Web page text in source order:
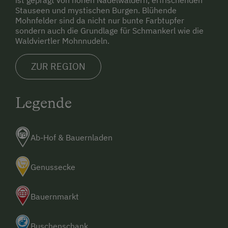
Service
Willkommensgetränk
Internet
Internet-Surfstation
Kostenloses Internet
Freizeitaktivitäten am Betrieb und in der
Umgebung
Doppelbett (Kingsize)
Stauseen und mystischen Burgen. Blühende
Mohnfelder sind da nicht nur bunte Farbtupfer
sondern auch die Grundlage für Schmankerl wie die
Waldviertler Mohnnudeln.
ZUR REGION
Legende
Ab-Hof & Bauernladen
Genussecke
Bauernmarkt
Buschenschank